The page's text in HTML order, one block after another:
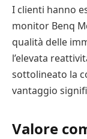
I clienti hanno
monitor Benq
qualità delle
l’elevata
sottolineato la
vantaggio
Valore